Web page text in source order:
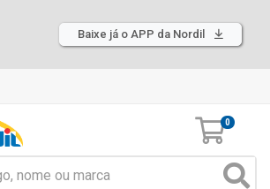
Baixe já o APP da Nordil
0